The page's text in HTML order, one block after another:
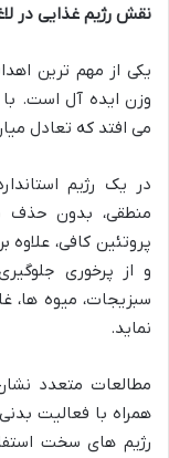
نقش رژیم غذایی در
یکی از مهم ترین
وزن ایده آل است.
می افتد که تعادل
در یک رژیم
منطقی، بدون حذف
پروتئین کافی،
و از پرخوری
سبزیجات، میوه ها،
نماید.
مطالعات متعدد
همراه با فعالیت
رژیم های سخت